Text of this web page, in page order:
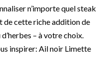
n’importe quel steak
de cette riche addition de
– à votre choix.
inspirer: Ail noir Limette